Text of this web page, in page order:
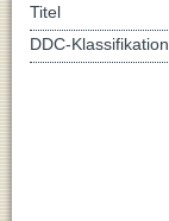
Titel
DDC-Klassifikation